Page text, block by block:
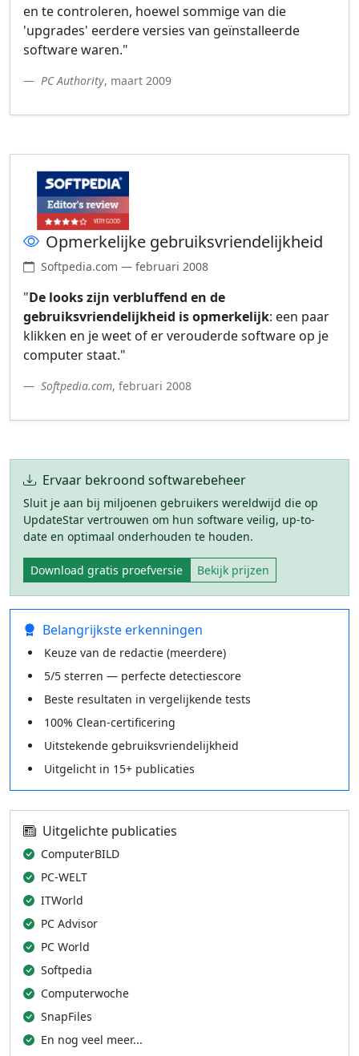
en te controleren, hoewel sommige van die
'upgrades' eerdere versies van geïnstalleerde
software waren."
PC Authority, maart 2009
Opmerkelijke gebruiksvriendelijkheid
Softpedia.com — februari 2008
"De looks zijn verbluffend en de
gebruiksvriendelijkheid is opmerkelijk: een paar
klikken en je weet of er verouderde software op je
computer staat."
Softpedia.com, februari 2008
Ervaar bekroond softwarebeheer
Sluit je aan bij miljoenen gebruikers wereldwijd die op
UpdateStar vertrouwen om hun software veilig, up-to-
date en optimaal onderhouden te houden.
Download gratis proefversie Bekijk prijzen
Belangrijkste erkenningen
Keuze van de redactie (meerdere)
5/5 sterren — perfecte detectiescore
Beste resultaten in vergelijkende tests
100% Clean-certificering
Uitstekende gebruiksvriendelijkheid
Uitgelicht in 15+ publicaties
Uitgelichte publicaties
ComputerBILD
PC-WELT
ITWorld
PC Advisor
PC World
Softpedia
Computerwoche
SnapFiles
En nog veel meer...